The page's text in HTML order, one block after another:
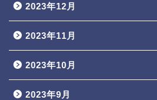
2023年12月
2023年11月
2023年10月
2023年9月